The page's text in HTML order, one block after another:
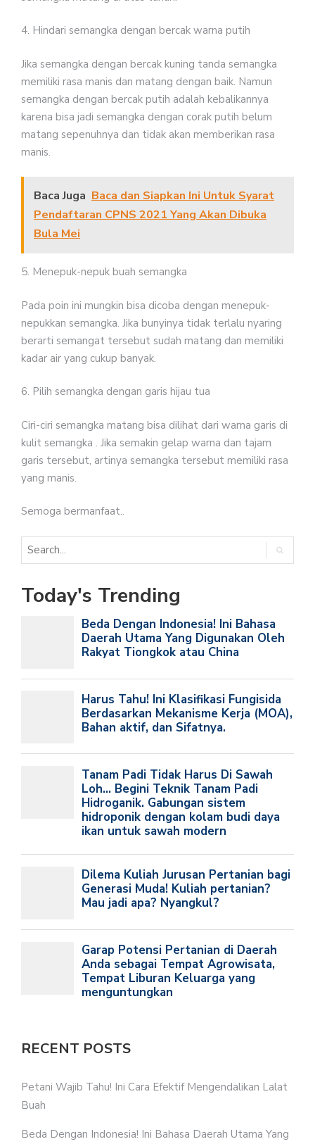
4. Hindari semangka dengan bercak warna putih
Jika semangka dengan bercak kuning tanda semangka
memiliki rasa manis dan matang dengan baik. Namun
semangka dengan bercak putih adalah kebalikannya
karena bisa jadi semangka dengan corak putih belum
matang sepenuhnya dan tidak akan memberikan rasa
manis.
Baca Juga Baca dan Siapkan Ini Untuk Syarat
Pendaftaran CPNS 2021 Yang Akan Dibuka
Bula Mei
5. Menepuk-nepuk buah semangka
Pada poin ini mungkin bisa dicoba dengan menepuk-
nepukkan semangka. Jika bunyinya tidak terlalu nyaring
berarti semangat tersebut sudah matang dan memiliki
kadar air yang cukup banyak.
6. Pilih semangka dengan garis hijau tua
Ciri-ciri semangka matang bisa dilihat dari warna garis di
kulit semangka . Jika semakin gelap warna dan tajam
garis tersebut, artinya semangka tersebut memiliki rasa
yang manis.
Semoga bermanfaat..
Today's Trending
RECENT POSTS
Petani Wajib Tahu! Ini Cara Efektif Mengendalikan Lalat
Buah
Beda Dengan Indonesia! Ini Bahasa Daerah Utama Yang